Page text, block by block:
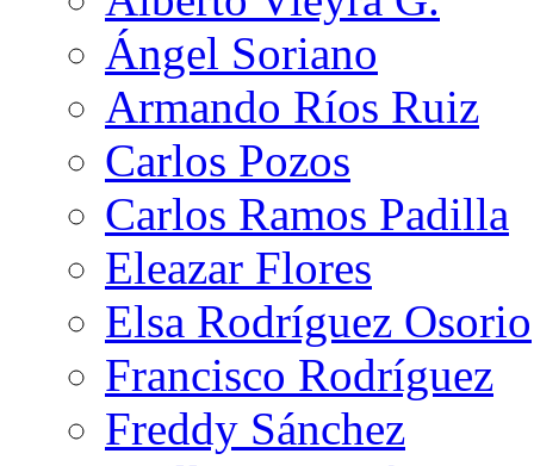
Ángel Soriano
Armando Ríos Ruiz
Carlos Pozos
Carlos Ramos Padilla
Eleazar Flores
Elsa Rodríguez Osorio
Francisco Rodríguez
Freddy Sánchez